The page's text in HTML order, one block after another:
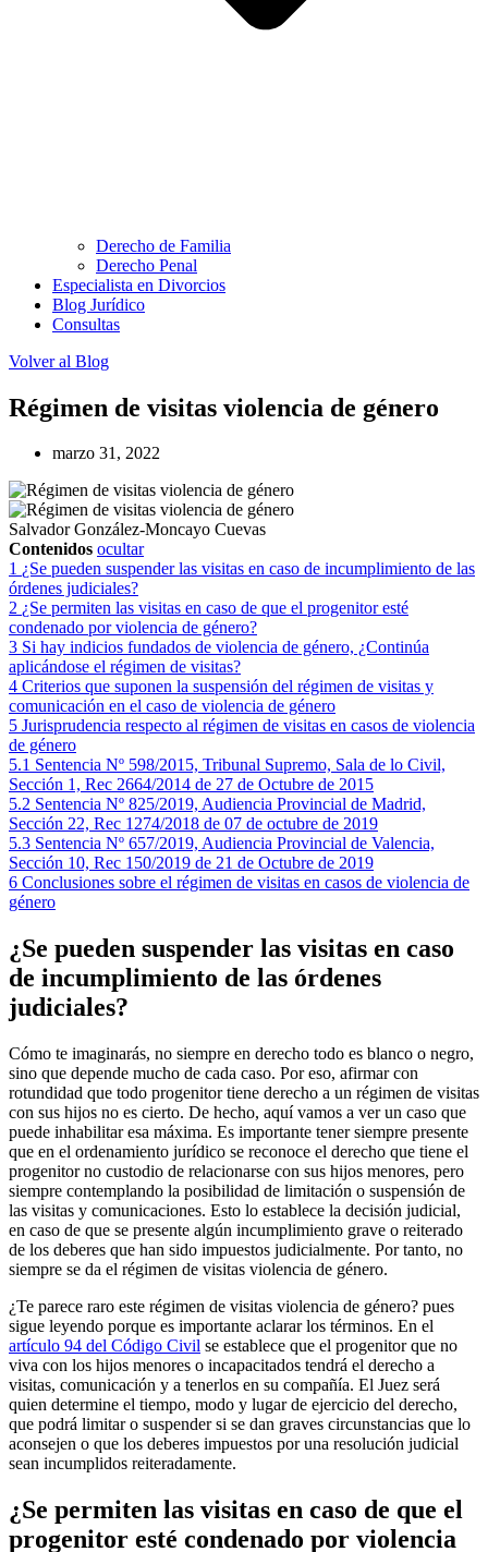
Derecho de Familia
Derecho Penal
Especialista en Divorcios
Blog Jurídico
Consultas
Volver al Blog
Régimen de visitas violencia de género
marzo 31, 2022
Salvador González-Moncayo Cuevas
Contenidos ocultar
1 ¿Se pueden suspender las visitas en caso de incumplimiento de las
órdenes judiciales?
2 ¿Se permiten las visitas en caso de que el progenitor esté
condenado por violencia de género?
3 Si hay indicios fundados de violencia de género, ¿Continúa
aplicándose el régimen de visitas?
4 Criterios que suponen la suspensión del régimen de visitas y
comunicación en el caso de violencia de género
5 Jurisprudencia respecto al régimen de visitas en casos de violencia
de género
5.1 Sentencia Nº 598/2015, Tribunal Supremo, Sala de lo Civil,
Sección 1, Rec 2664/2014 de 27 de Octubre de 2015
5.2 Sentencia Nº 825/2019, Audiencia Provincial de Madrid,
Sección 22, Rec 1274/2018 de 07 de octubre de 2019
5.3 Sentencia Nº 657/2019, Audiencia Provincial de Valencia,
Sección 10, Rec 150/2019 de 21 de Octubre de 2019
6 Conclusiones sobre el régimen de visitas en casos de violencia de
género
¿Se pueden suspender las visitas en caso
de incumplimiento de las órdenes
judiciales?
Cómo te imaginarás, no siempre en derecho todo es blanco o negro,
sino que depende mucho de cada caso. Por eso, afirmar con
rotundidad que todo progenitor tiene derecho a un régimen de visitas
con sus hijos no es cierto. De hecho, aquí vamos a ver un caso que
puede inhabilitar esa máxima. Es importante tener siempre presente
que en el ordenamiento jurídico se reconoce el derecho que tiene el
progenitor no custodio de relacionarse con sus hijos menores, pero
siempre contemplando la posibilidad de limitación o suspensión de
las visitas y comunicaciones. Esto lo establece la decisión judicial,
en caso de que se presente algún incumplimiento grave o reiterado
de los deberes que han sido impuestos judicialmente. Por tanto, no
siempre se da el régimen de visitas violencia de género.
¿Te parece raro este régimen de visitas violencia de género? pues
sigue leyendo porque es importante aclarar los términos. En el
artículo 94 del Código Civil se establece que el progenitor que no
viva con los hijos menores o incapacitados tendrá el derecho a
visitas, comunicación y a tenerlos en su compañía. El Juez será
quien determine el tiempo, modo y lugar de ejercicio del derecho,
que podrá limitar o suspender si se dan graves circunstancias que lo
aconsejen o que los deberes impuestos por una resolución judicial
sean incumplidos reiteradamente.
¿Se permiten las visitas en caso de que el
progenitor esté condenado por violencia